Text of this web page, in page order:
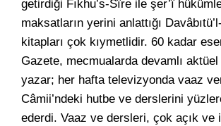
getirdiği Fıkhu’s-Sîre ile şer’î
maksatların yerini anlattığı
kitapları çok kıymetlidir. 60 kadar
Gazete, mecmualarda devamlı
yazar; her hafta televizyonda vaaz
Câmii’ndeki hutbe ve derslerini
ederdi. Vaaz ve dersleri, çok açık ve